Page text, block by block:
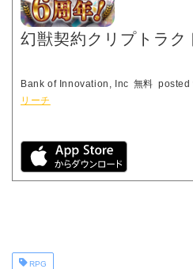
幻獣契約クリプトラク
Bank of Innovation, Inc 無料 posted
リーチ
RPG